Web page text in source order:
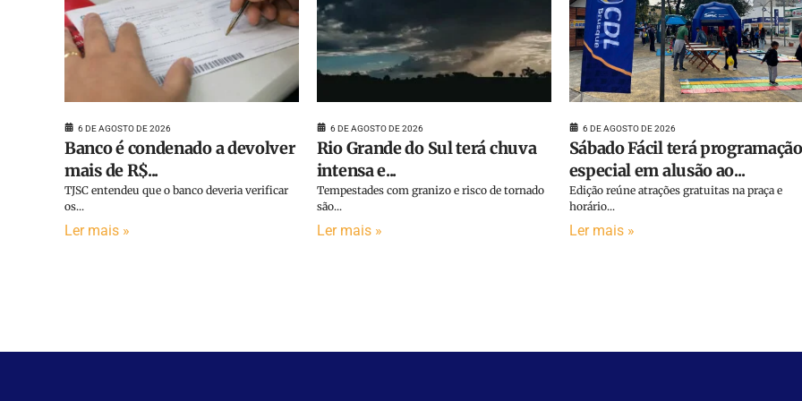
6 DE AGOSTO DE 2026
Banco é condenado a devolver
mais de R$...
TJSC entendeu que o banco deveria verificar
os...
Ler mais »
6 DE AGOSTO DE 2026
Rio Grande do Sul terá chuva
intensa e...
Tempestades com granizo e risco de tornado
são...
Ler mais »
6 DE AGOSTO DE 2026
Sábado Fácil terá programação
especial em alusão ao...
Edição reúne atrações gratuitas na praça e
horário...
Ler mais »